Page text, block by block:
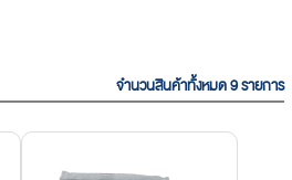
จำนวนสินค้าทั้งหมด 9 รายการ